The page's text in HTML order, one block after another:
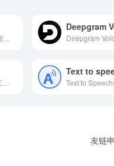
音乐创作模型,可以生成不同风格和流派的歌曲和音乐
Deepgram
Lovo Ai（LOVO AI）是一个先进的人工智能语音生成器和文本转语音平台，致力于为用户提供高质量、专业的语音内容。除了文本转语音外，Lovo Ai还提供了强大的视频配音功能。用户只需将文本输入到平台中，选择适合的语音风格和情感表达，Lovo Ai便能自动生成与文本内容相匹配的语音，并将其与视频画面完美融合
Text to
友链